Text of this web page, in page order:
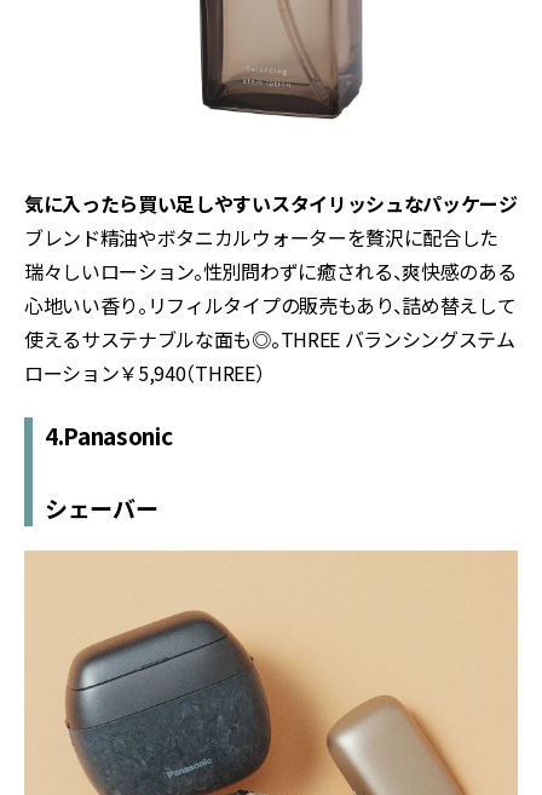
気に入ったら買い足しやすいスタイリッシュなパッケージ
ブレンド精油やボタニカルウォーターを贅沢に配合した
瑞々しいローション。性別問わずに癒される、爽快感のある
心地いい香り。リフィルタイプの販売もあり、詰め替えして
使えるサステナブルな面も◎。THREE バランシングステム
ローション￥5,940（THREE）
4.Panasonic
シェーバー